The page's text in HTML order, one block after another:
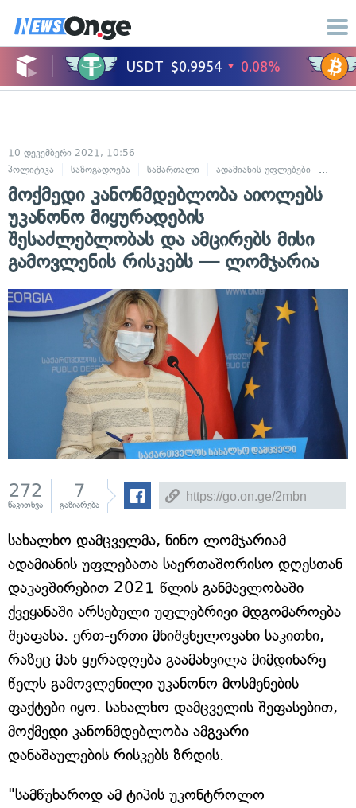
10 დეკემბერი 2021, 10:56
პოლიტიკა
საზოგადოება სამართალი ადამიანის უფლებები
მოქმედი კანონმდებლობა აიოლებს
უკანონო მიყურადების
შესაძლებლობას და ამცირებს მისი
გამოვლენის რისკებს — ლომჯარია
272
წაკითხვა
7
გაზიარება
სახალხო დამცველმა, ნინო ლომჯარიამ
ადამიანის უფლებათა საერთაშორისო დღესთან
დაკავშირებით 2021 წლის განმავლობაში
ქვეყანაში არსებული უფლებრივი მდგომაროება
შეაფასა. ერთ-ერთი მნიშვნელოვანი საკითხი,
რაზეც მან ყურადღება გაამახვილა მიმდინარე
წელს გამოვლენილი უკანონო მოსმენების
ფაქტები იყო. სახალხო დამცველის შეფასებით,
მოქმედი კანონმდებლობა ამგვარი
დანაშაულების რისკებს ზრდის.
"სამწუხაროდ ამ ტიპის უკონტროლო